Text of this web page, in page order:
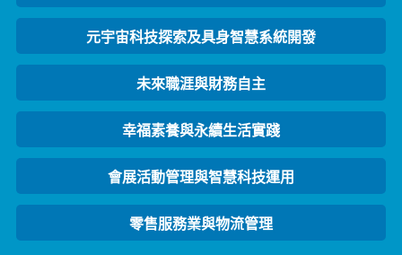
元宇宙科技探索及具身智慧系統開發
未來職涯與財務自主
幸福素養與永續生活實踐
會展活動管理與智慧科技運用
零售服務業與物流管理